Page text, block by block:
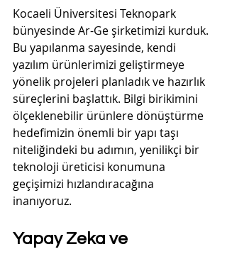
Kocaeli Üniversitesi Teknopark
bünyesinde Ar-Ge şirketimizi kurduk.
Bu yapılanma sayesinde, kendi
yazılım ürünlerimizi geliştirmeye
yönelik projeleri planladık ve hazırlık
süreçlerini başlattık. Bilgi birikimini
ölçeklenebilir ürünlere dönüştürme
hedefimizin önemli bir yapı taşı
niteliğindeki bu adımın, yenilikçi bir
teknoloji üreticisi konumuna
geçişimizi hızlandıracağına
inanıyoruz.
Yapay Zeka ve